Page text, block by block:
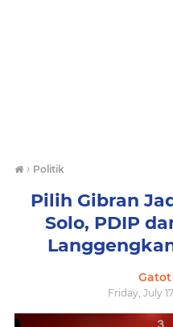
› Politik
Pilih Gibran
Solo, PDIP
Friday, July